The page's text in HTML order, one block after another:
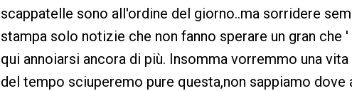
scappatelle sono all'ordine del giorno..ma sorridere
stampa solo notizie che non fanno sperare un gran
qui annoiarsi ancora di più. Insomma vorremmo una
del tempo sciuperemo pure questa,non sappiamo dove